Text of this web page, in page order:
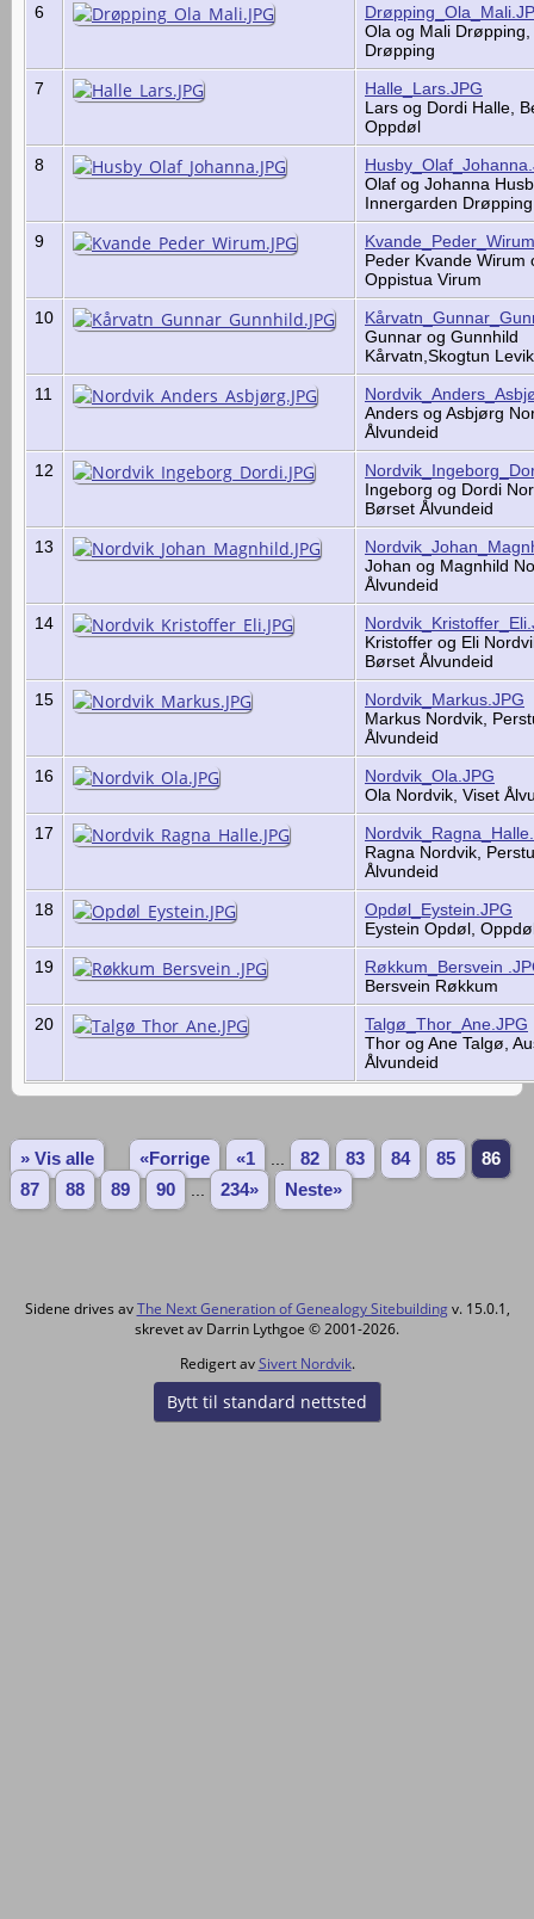
6
Ola og Mali
Drøpping
7
Halle_Lars.JPG
Lars og Dordi Halle,
Oppdøl
8
Olaf og Johanna
Innergarden
9
Peder Kvande Wirum
Oppistua Virum
10
Gunnar og Gunnhild
Kårvatn,Skogtun
11
Anders og Asbjørg
Ålvundeid
12
Ingeborg og Dordi
Børset Ålvundeid
13
Johan og Magnhild
Ålvundeid
14
Kristoffer og Eli
Børset Ålvundeid
15
Nordvik_Markus.JPG
Markus Nordvik,
Ålvundeid
16
Nordvik_Ola.JPG
Ola Nordvik, Viset
17
Ragna Nordvik,
Ålvundeid
18
Opdøl_Eystein.JPG
Eystein Opdøl,
19
Røkkum_Bersvein
Bersvein Røkkum
20
Talgø_Thor_Ane.JPG
Thor og Ane Talgø,
Ålvundeid
» Vis alle «Forrige «1 82 83 84 85
86
87
88 89 90 234» Neste»
Sidene drives avThe Next Generation of Genealogy Sitebuilding v. 15.0.1,
skrevet av Darrin Lythgoe © 2001-2026.
Redigert avSivert Nordvik.
Bytt til standard nettsted